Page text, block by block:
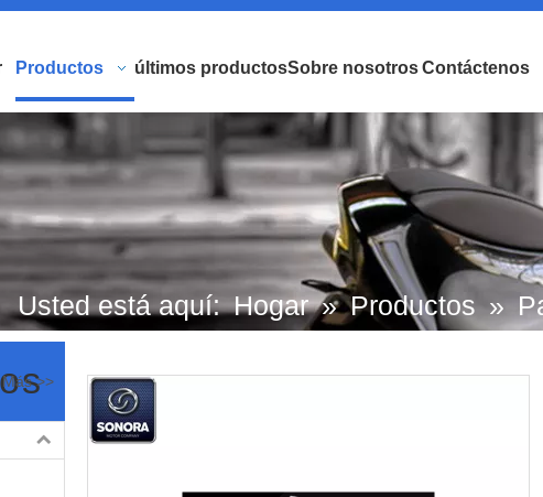
Productos últimos productosSobre nosotrosContáctenos
Usted está aquí: Hogar »Productos »
Motocicleta Honda
Guardabarros
Más >>